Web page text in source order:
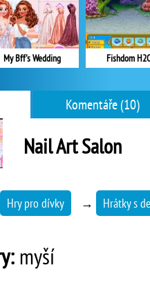
My Bff's Wedding Fishdom
Komentáře (10)
Nail Art Salon
Hry pro dívky → Hrátky s
myší